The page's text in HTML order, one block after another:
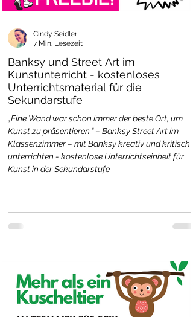
Banksy und Street Art im
Kunstunterricht - kostenloses
Unterrichtsmaterial für die
Sekundarstufe
„Eine Wand war schon immer der beste Ort, um
Kunst zu präsentieren.“ – Banksy Street Art im
Klassenzimmer – mit Banksy kreativ und kritisch
unterrichten - kostenlose Unterrichtseinheit für
Kunst in der Sekundarstufe
Cindy Seidler
7 Min. Lesezeit